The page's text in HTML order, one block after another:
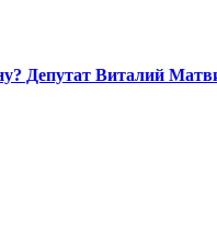
Депутат Виталий